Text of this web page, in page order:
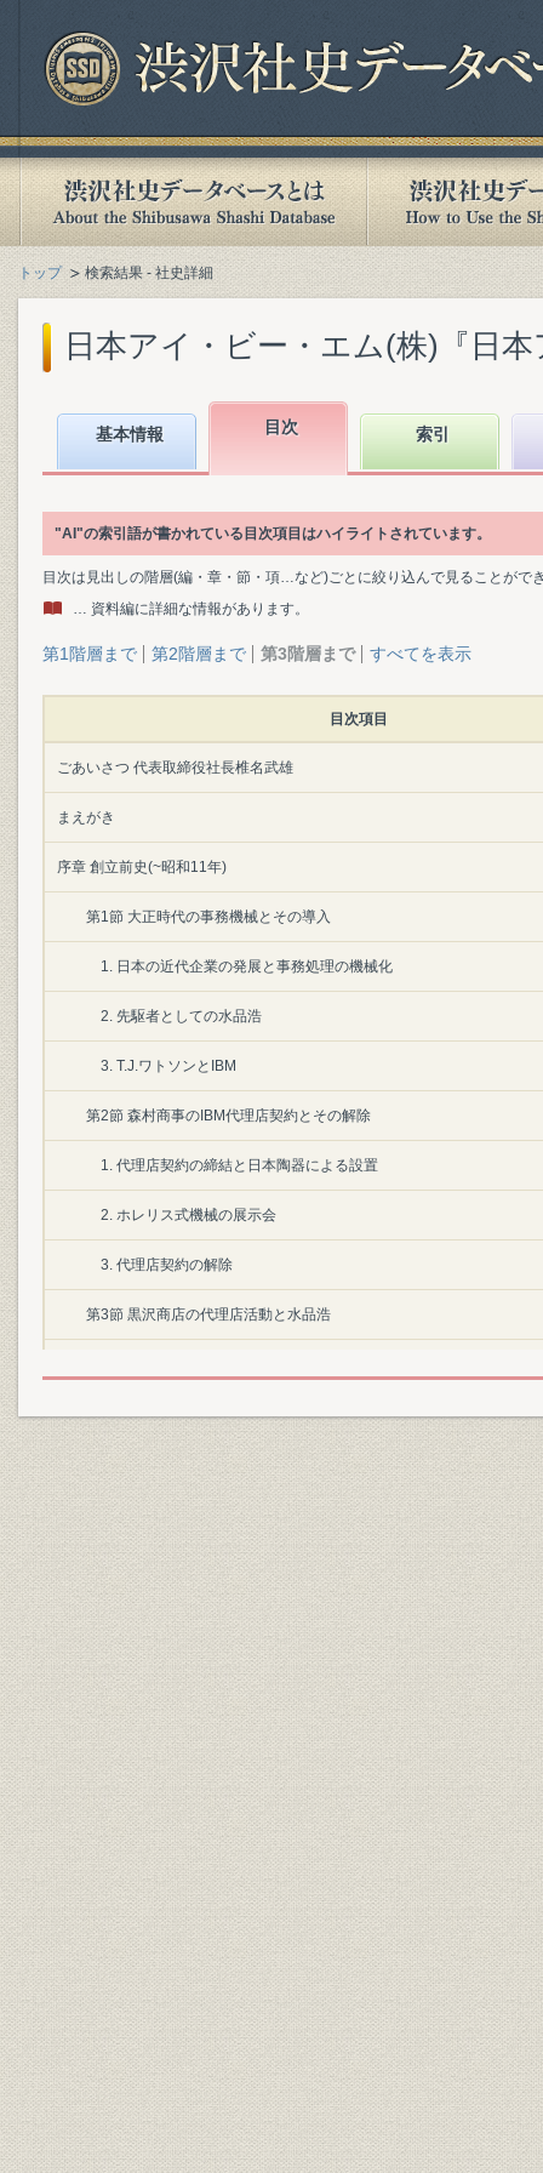
トップ 検索結果 - 社史詳細
日本アイ・ビー・エム(株)『日
基本情報 目次 索引
"AI"の索引語が書かれている目次項目はハイライトされています。
目次は見出しの階層(編・章・節・項…など)ごとに絞り込んで見ることがで
… 資料編に詳細な情報があります。
第1階層まで 第2階層まで 第3階層まで すべてを表示
目次項目
ごあいさつ 代表取締役社長椎名武雄
まえがき
序章 創立前史(~昭和11年)
第1節 大正時代の事務機械とその導入
1. 日本の近代企業の発展と事務処理の機械化
2. 先駆者としての水品浩
3. T.J.ワトソンとIBM
第2節 森村商事のIBM代理店契約とその解除
1. 代理店契約の締結と日本陶器による設置
2. ホレリス式機械の展示会
3. 代理店契約の解除
第3節 黒沢商店の代理店活動と水品浩
2. 水品浩による営業活動とその困難
3. 初期のカストマーとしての生命保険会社
第1章 日本ワットソン統計会計機械株式会社と創業時代(昭和12年~昭和20
第1節 会社の設立
1. 創立にいたる経緯
2. 資本、経営者および事務所
第2節 営業・サービス活動の開始
1. IBM405統計会計機とPCS
2. 営業活動の開始
3. カード工場の設立
第3節 創業期の顧客先とIBM・PCSの利用の増加
1. 創業時代の経済および産業の動向
2. 生命保険会社カストマーの増大
3. 製造会社による利用
4. 創業期の啓蒙活動
5. 業績の向上と機械の輸入難